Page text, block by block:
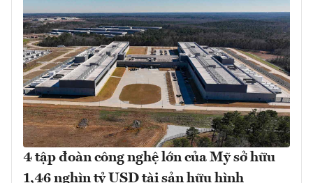
4 tập đoàn công nghệ lớn của Mỹ sở hữu
1,46 nghìn tỷ USD tài sản hữu hình